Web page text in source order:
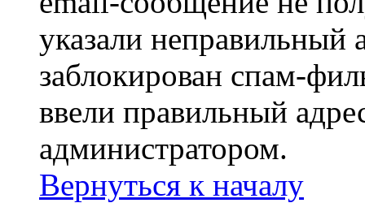
указали неправильный
заблокирован спам-
ввели правильный
администратором.
Вернуться к началу